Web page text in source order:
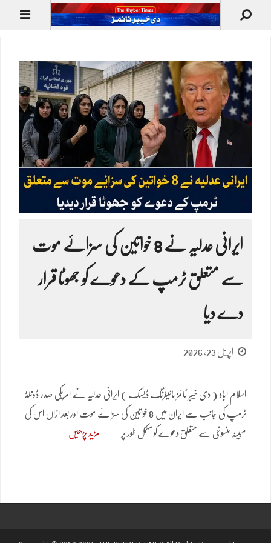
ایرانی عدلیہ نے 8 خواتین کی سزائے موت
سے متعلق ٹرمپ کے دعوے کو جھوٹا قرار
دے دیا
اپریل 23, 2026
اسلام اباد ( دی خیبر ٹائمز مانیٹرنگ ڈیسک ) ایرانی عدلیہ نے امریکی صدر ڈونلڈ
ٹرمپ کی جانب سے ایران میں 8 خواتین کی سزائے موت اور بعد ازاں اس کی
مبینہ منسوخی سے متعلق دعوے کو مکمل طور پر مزید پڑھیں